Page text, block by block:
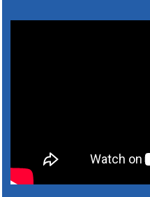
5. augusztus 2026 05:00